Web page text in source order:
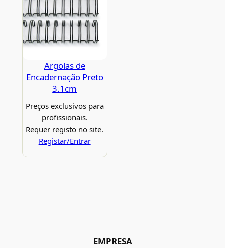
Argolas de
Encadernação Preto
3.1cm
Preços exclusivos para
profissionais.
Requer registo no site.
Registar/Entrar
EMPRESA